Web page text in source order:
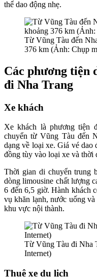
thể dao động nhẹ.
Từ Vũng Tàu đến
376 km (Ảnh: Chụp
Các phương tiện
đi Nha Trang
Xe khách
Xe khách là phương tiện
chuyển từ Vũng Tàu đến
dạng về loại xe. Giá vé dao
đồng tùy vào loại xe và thời
Thời gian di chuyển trung
dòng limousine chất lượng
6 đến 6,5 giờ. Hành khách
vụ khăn lạnh, nước uống
khu vực nội thành.
Từ Vũng Tàu đi Nha
Internet)
Thuê xe du lịch